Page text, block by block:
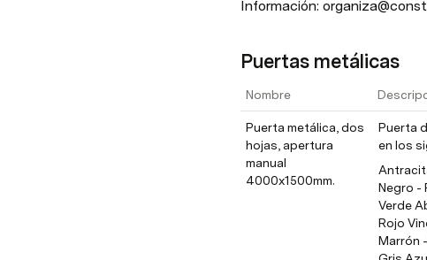
Información:
Puertas metálicas
Nombre
Puerta metálica, dos
hojas, apertura
manual
4000x1500mm.
Puerta
en los
Negro -
Verde
Rojo
Marrón